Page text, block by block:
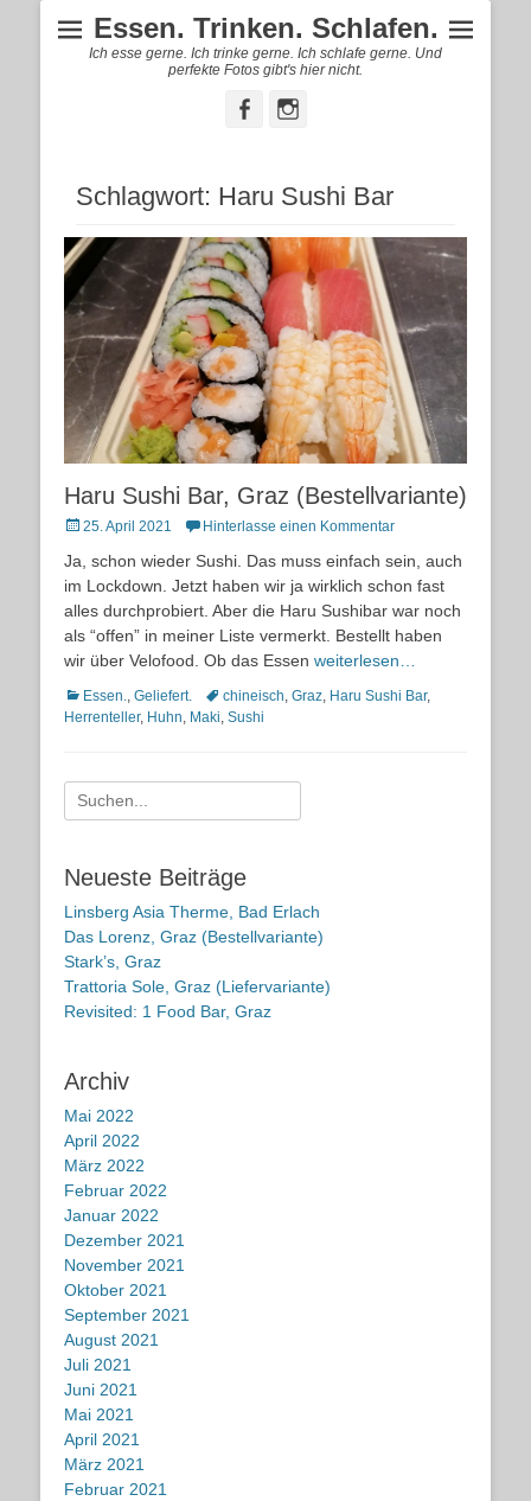
Essen. Trinken. Schlafen.
Ich esse gerne. Ich trinke gerne. Ich schlafe gerne. Und
perfekte Fotos gibt's hier nicht.
FacebookInstagram
Schlagwort: Haru Sushi Bar
Haru Sushi Bar, Graz (Bestellvariante)
Posted
25. April 2021 Hinterlasse einen Kommentar
Ja, schon wieder Sushi. Das muss einfach sein, auch
im Lockdown. Jetzt haben wir ja wirklich schon fast
alles durchprobiert. Aber die Haru Sushibar war noch
als “offen” in meiner Liste vermerkt. Bestellt haben
wir über Velofood. Ob das Essen weiterlesen…
Kategorien
Essen., Geliefert. Schlagworte
chineisch, Graz, Haru Sushi Bar,
Herrenteller, Huhn, Maki, Sushi
Suche
nach:
Neueste Beiträge
Linsberg Asia Therme, Bad Erlach
Das Lorenz, Graz (Bestellvariante)
Stark’s, Graz
Trattoria Sole, Graz (Liefervariante)
Revisited: 1 Food Bar, Graz
Archiv
Mai 2022
April 2022
März 2022
Februar 2022
Januar 2022
Dezember 2021
November 2021
Oktober 2021
September 2021
August 2021
Juli 2021
Juni 2021
Mai 2021
April 2021
März 2021
Februar 2021